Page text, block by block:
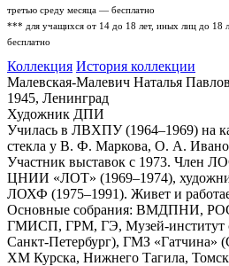
третью среду месяца — бесплатно
*** для учащихся от 14 до 18 лет, иных лиц до 18
бесплатно
Коллекция История коллекции
Малевская-Малевич Наталья
1945, Ленинград
Художник ДПИ
Училась в ЛВХПУ (1964–1969) на
стекла у В. Ф. Маркова, О. А.
Участник выставок с 1973. Член
ЦНИИ «ЛОТ» (1969–1974),
ЛОХФ (1975–1991). Живет и
Основные собрания: ВМДПНИ,
ГМИСП, ГРМ, ГЭ, Музей-институт
Санкт-Петербург), ГМЗ «Гатчина»
ХМ Курска, Нижнего Тагила,